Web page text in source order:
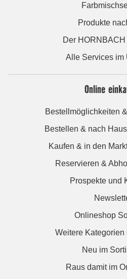
Produkte
Der
Alle Services im
Online
Bestellmöglichkeiten
Bestellen & nach
Kaufen & in den
Reservieren &
Prospekte und
Onlineshop
Weitere
Neu im
Raus damit im